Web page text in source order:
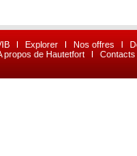
I Explorer I Nos offres I
propos de Hautetfort
I Contacts